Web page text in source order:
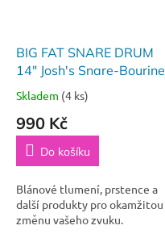
BIG FAT SNARE DRUM
14" Josh's Snare-Bourine
Skladem (4 ks)
990 Kč
Do košíku
Blánové tlumení, prstence a
další produkty pro okamžitou
změnu vašeho zvuku.